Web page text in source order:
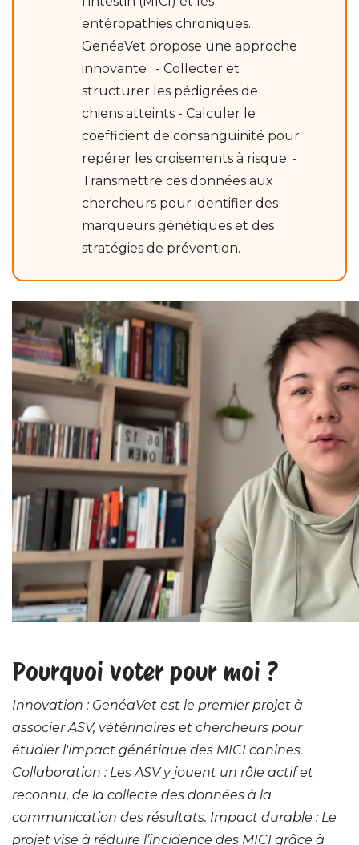
entéropathies chroniques.
GenéaVet propose une approche
innovante : - Collecter et
structurer les pédigrées de
chiens atteints - Calculer le
coefficient de consanguinité pour
repérer les croisements à risque. -
Transmettre ces données aux
chercheurs pour identifier des
marqueurs génétiques et des
stratégies de prévention.
Pourquoi voter pour moi ?
Innovation : GenéaVet est le premier projet à
associer ASV, vétérinaires et chercheurs pour
étudier l'impact génétique des MICI canines.
Collaboration : Les ASV y jouent un rôle actif et
reconnu, de la collecte des données à la
communication des résultats. Impact durable : Le
projet vise à réduire l’incidence des MICI grâce à